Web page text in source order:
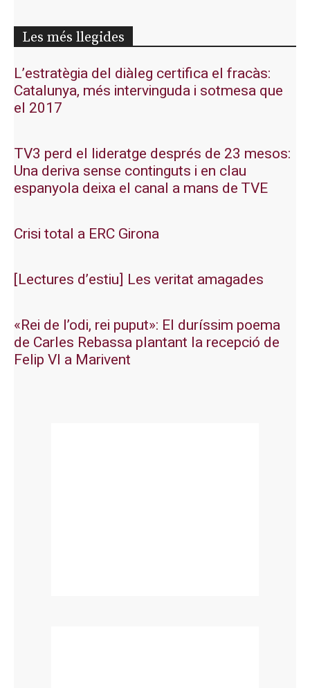
Les més llegides
L’estratègia del diàleg certifica el fracàs:
Catalunya, més intervinguda i sotmesa que
el 2017
TV3 perd el lideratge després de 23 mesos:
Una deriva sense continguts i en clau
espanyola deixa el canal a mans de TVE
Crisi total a ERC Girona
[Lectures d’estiu] Les veritat amagades
«Rei de l’odi, rei puput»: El duríssim poema
de Carles Rebassa plantant la recepció de
Felip VI a Marivent